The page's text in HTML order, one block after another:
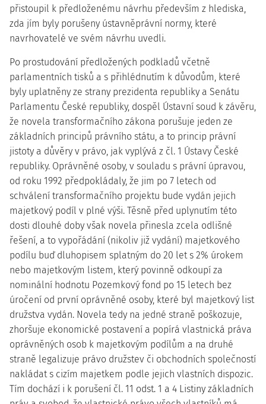
přistoupil k předloženému návrhu především z hlediska,
zda jím byly porušeny ústavněprávní normy, které
navrhovatelé ve svém návrhu uvedli.
Po prostudování předložených podkladů včetně
parlamentních tisků a s přihlédnutím k důvodům, které
byly uplatněny ze strany prezidenta republiky a Senátu
Parlamentu České republiky, dospěl Ústavní soud k závěru,
že novela transformačního zákona porušuje jeden ze
základních principů právního státu, a to princip právní
jistoty a důvěry v právo, jak vyplývá z čl. 1 Ústavy České
republiky. Oprávněné osoby, v souladu s právní úpravou,
od roku 1992 předpokládaly, že jim po 7 letech od
schválení transformačního projektu bude vydán jejich
majetkový podíl v plné výši. Těsně před uplynutím této
dosti dlouhé doby však novela přinesla zcela odlišné
řešení, a to vypořádání (nikoliv již vydání) majetkového
podílu buď dluhopisem splatným do 20 let s 2% úrokem
nebo majetkovým listem, který povinně odkoupí za
nominální hodnotu Pozemkový fond po 15 letech bez
úročení od první oprávněné osoby, které byl majetkový list
družstva vydán. Novela tedy na jedné straně poškozuje,
zhoršuje ekonomické postavení a popírá vlastnická práva
oprávněných osob k majetkovým podílům a na druhé
straně legalizuje právo družstev či obchodních společností
nakládat s cizím majetkem podle jejich vlastních dispozic.
Tím dochází i k porušení čl. 11 odst. 1 a 4 Listiny základních